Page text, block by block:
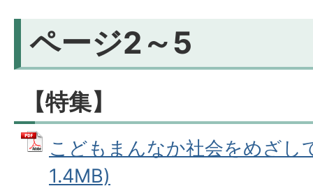
ページ2～5
【特集】
こどもまんなか社会をめざし
1.4MB)